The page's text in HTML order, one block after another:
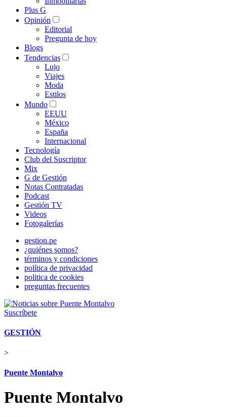
Plus G
Opinión
Editorial
Pregunta de hoy
Blogs
Tendencias
Lujo
Viajes
Moda
Estilos
Mundo
EEUU
México
España
Internacional
Tecnología
Club del Suscriptor
Mix
G de Gestión
Notas Contratadas
Podcast
Gestión TV
Videos
Fotogalerías
gestion.pe
¿quiénes somos?
términos y condiciones
política de privacidad
politica de cookies
preguntas frecuentes
Suscríbete
GESTIÓN
>
Puente Montalvo
Puente Montalvo